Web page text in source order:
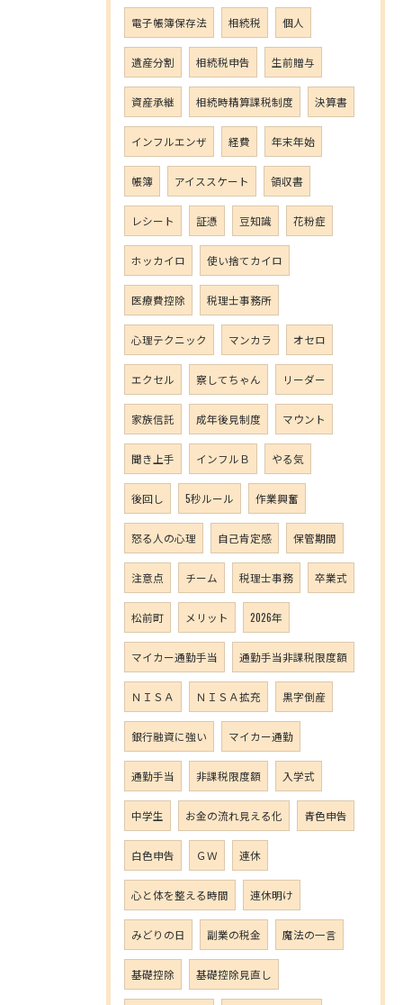
電子帳簿保存法 相続税 個人
遺産分割 相続税申告 生前贈与
資産承継 相続時精算課税制度 決算書
インフルエンザ 経費 年末年始
帳簿 アイススケート 領収書
レシート 証憑 豆知識 花粉症
ホッカイロ 使い捨てカイロ
医療費控除 税理士事務所
心理テクニック マンカラ オセロ
エクセル 察してちゃん リーダー
家族信託 成年後見制度 マウント
聞き上手 インフルＢ やる気
後回し 5秒ルール 作業興奮
怒る人の心理 自己肯定感 保管期間
注意点 チーム 税理士事務 卒業式
松前町 メリット 2026年
マイカー通勤手当 通勤手当非課税限度額
ＮＩＳＡ ＮＩＳＡ拡充 黒字倒産
銀行融資に強い マイカー通勤
通勤手当 非課税限度額 入学式
中学生 お金の流れ見える化 青色申告
白色申告 ＧＷ 連休
心と体を整える時間 連休明け
みどりの日 副業の税金 魔法の一言
基礎控除 基礎控除見直し